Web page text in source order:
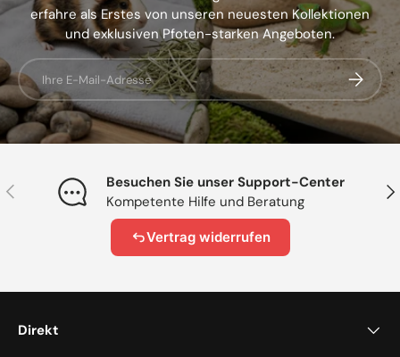
erfahre als Erstes von unseren neuesten Kollektionen
und exklusiven Pfoten-starken Angeboten.
E-Mail
Vorherige
Besuchen Sie unser Support-Center
Kompetente Hilfe und Beratung
Vertrag widerrufen
Direkt